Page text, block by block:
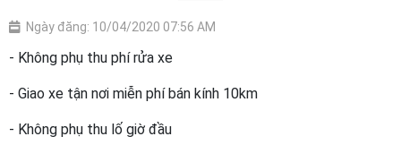
Ngày đăng: 10/04/2020 07:56 AM
- Không phụ thu phí rửa xe
- Giao xe tận nơi miễn phí bán kính 10km
- Không phụ thu lố giờ đầu